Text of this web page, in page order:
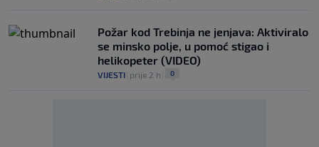
Požar kod Trebinja ne jenjava: Aktiviralo
se minsko polje, u pomoć stigao i
helikopeter (VIDEO)
VIJESTI prije 2 h 0